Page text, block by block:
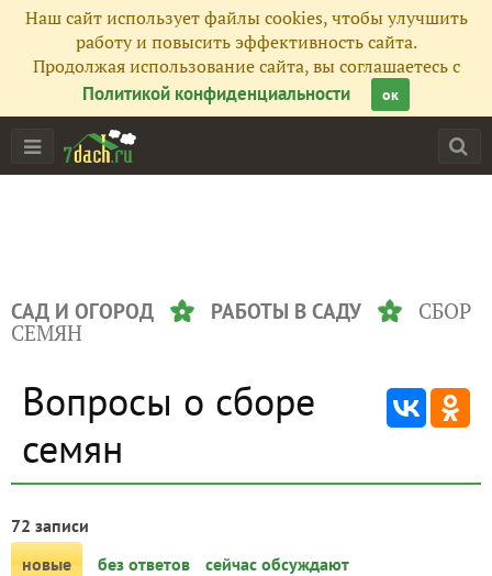
Наш сайт использует файлы cookies, чтобы улучшить
работу и повысить эффективность сайта.
Продолжая использование сайта, вы соглашаетесь с
Политикой конфиденциальности
ок
САД И ОГОРОД РАБОТЫ В САДУ
СБОР
СЕМЯН
Вопросы о сборе
семян
72 записи
новые
без ответов сейчас обсуждают